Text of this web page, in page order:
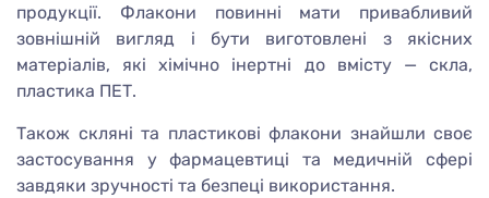
продукції. Флакони повинні мати привабливий
зовнішній вигляд і бути виготовлені з якісних
матеріалів, які хімічно інертні до вмісту — скла,
пластика ПЕТ.
Також скляні та пластикові флакони знайшли своє
застосування у фармацевтиці та медичній сфері
завдяки зручності та безпеці використання.